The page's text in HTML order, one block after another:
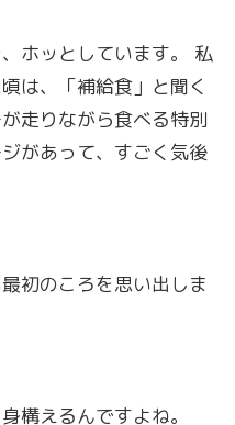
ホッとしています。 私
は、「補給食」と聞く
走りながら食べる特別
があって、すごく気後
初のころを思い出しま
構えるんですよね。